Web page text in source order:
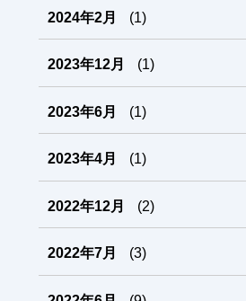
2024年2月 (1)
2023年12月 (1)
2023年6月 (1)
2023年4月 (1)
2022年12月 (2)
2022年7月 (3)